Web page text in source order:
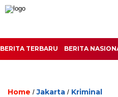
BERITA TERBARU BERITA
Home /Jakarta / Kriminal